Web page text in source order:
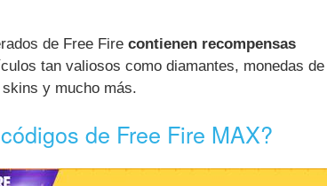
de Free Fire contienen recompensas
tan valiosos como diamantes, monedas de
y mucho más.
de Free Fire MAX?